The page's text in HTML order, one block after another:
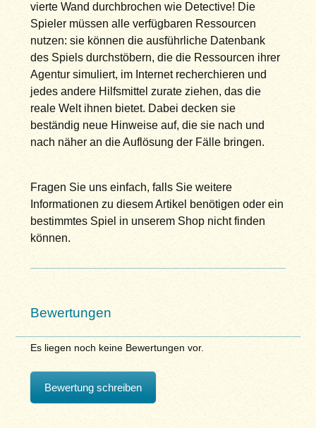
vierte Wand durchbrochen wie Detective! Die
Spieler müssen alle verfügbaren Ressourcen
nutzen: sie können die ausführliche Datenbank
des Spiels durchstöbern, die die Ressourcen ihrer
Agentur simuliert, im Internet recherchieren und
jedes andere Hilfsmittel zurate ziehen, das die
reale Welt ihnen bietet. Dabei decken sie
beständig neue Hinweise auf, die sie nach und
nach näher an die Auflösung der Fälle bringen.
Fragen Sie uns einfach, falls Sie weitere
Informationen zu diesem Artikel benötigen oder ein
bestimmtes Spiel in unserem Shop nicht finden
können.
Bewertungen
Es liegen noch keine Bewertungen vor.
Bewertung schreiben